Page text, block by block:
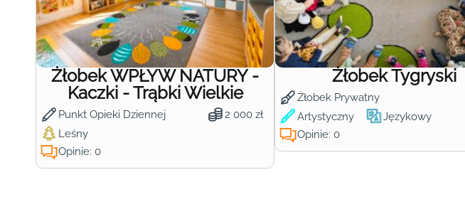
Żłobek WPŁYW NATURY -
Kaczki - Trąbki Wielkie
Punkt Opieki Dziennej 2 000 zł
Leśny
Opinie: 0
Żłobek Tygryski
Żłobek Prywatny
Artystyczny Językowy
Opinie: 0